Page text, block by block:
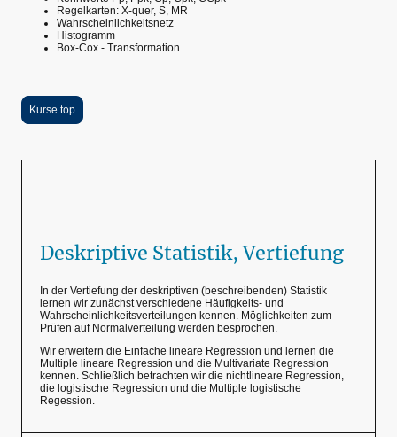
Regelkarten: X-quer, S, MR
Wahrscheinlichkeitsnetz
Histogramm
Box-Cox - Transformation
Kurse top
Deskriptive Statistik, Vertiefung
In der Vertiefung der deskriptiven (beschreibenden) Statistik
lernen wir zunächst verschiedene Häufigkeits- und
Wahrscheinlichkeitsverteilungen kennen. Möglichkeiten zum
Prüfen auf Normalverteilung werden besprochen.
Wir erweitern die Einfache lineare Regression und lernen die
Multiple lineare Regression und die Multivariate Regression
kennen. Schließlich betrachten wir die nichtlineare Regression,
die logistische Regression und die Multiple logistische
Regession.